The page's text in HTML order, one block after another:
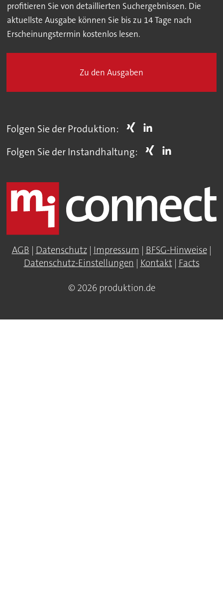
profitieren Sie von detaillierten Suchergebnissen. Die
aktuellste Ausgabe können Sie bis zu 14 Tage nach
Erscheinungstermin kostenlos lesen.
Zu den Ausgaben
Folgen Sie der Produktion:
Folgen Sie der Instandhaltung:
AGB Datenschutz| Impressum BFSG-Hinweise|
Datenschutz-Einstellungen
Kontakt| Facts
© 2026 produktion.de